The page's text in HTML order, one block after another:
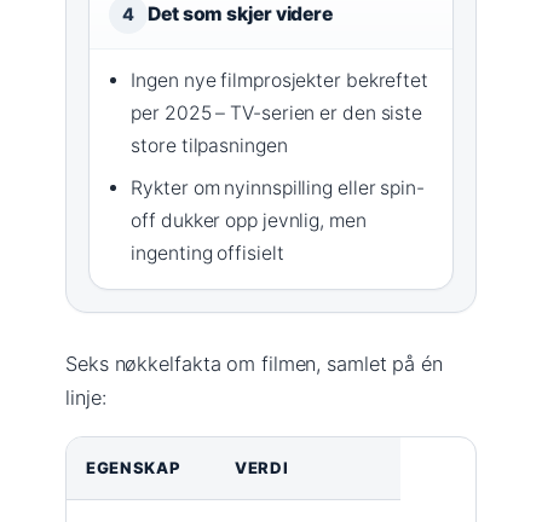
4 Det som skjer videre
Ingen nye filmprosjekter bekreftet
per 2025 – TV-serien er den siste
store tilpasningen
Rykter om nyinnspilling eller spin-
off dukker opp jevnlig, men
ingenting offisielt
Seks nøkkelfakta om filmen, samlet på én
linje:
EGENSKAP VERDI